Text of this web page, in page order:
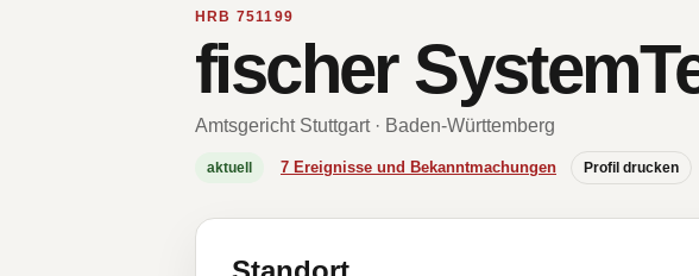
HRB 751199
fischer
Amtsgericht Stuttgart · Baden-Württemberg
aktuell 7 Ereignisse und Bekanntmachungen Profil drucken